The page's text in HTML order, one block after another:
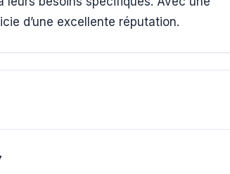
d’une excellente réputation.